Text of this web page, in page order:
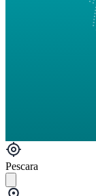
Pescara